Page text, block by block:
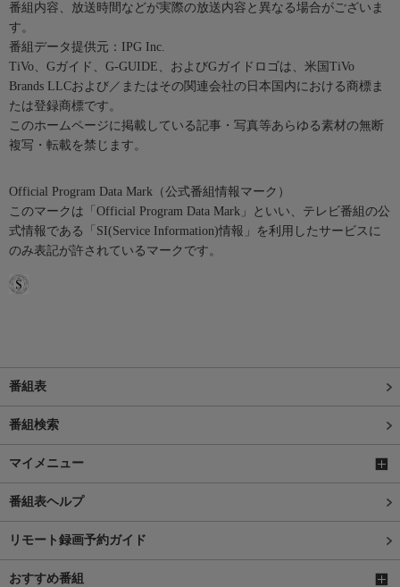
番組内容、放送時間などが実際の放送内容と異なる場合がございま
す。
番組データ提供元：IPG Inc.
TiVo、Gガイド、G-GUIDE、およびGガイドロゴは、米国TiVo
Brands LLCおよび／またはその関連会社の日本国内における商標ま
たは登録商標です。
このホームページに掲載している記事・写真等あらゆる素材の無断
複写・転載を禁じます。
Official Program Data Mark（公式番組情報マーク）
このマークは「Official Program Data Mark」といい、テレビ番組の公
式情報である「SI(Service Information)情報」を利用したサービスに
のみ表記が許されているマークです。
番組表
番組検索
マイメニュー
番組表ヘルプ
リモート録画予約ガイド
おすすめ番組